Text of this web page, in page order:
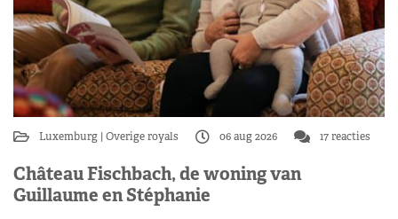
Luxemburg Overige royals 06 aug 2026 17 reacties
Château Fischbach, de woning van
Guillaume en Stéphanie